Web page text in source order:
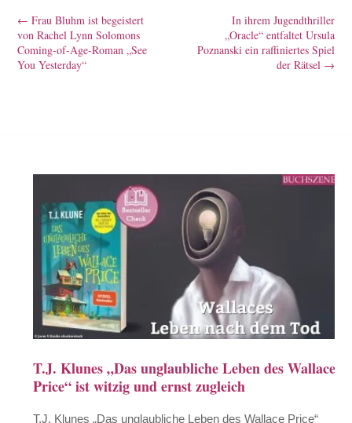
←Frau Bluhm ist begeistert
von Rachel Lynn Solomons
Coming-of-Age-Roman „See
You Yesterday“
In ihrem Jugendthriller
„Oracle“ entfaltet Ursula
Poznanski ein raffiniertes Spiel
der Rätsel→
T.J. Klunes „Das unglaubliche Leben des Wallace
Price“ ist witzig und ernst zugleich
T.J. Klunes „Das unglaubliche Leben des Wallace Price“